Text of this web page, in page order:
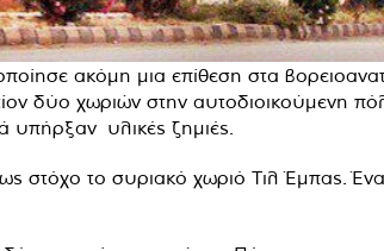
ακόμη μια επίθεση στα
δύο χωριών στην αυτοδιοικούμενη
υπήρξαν υλικές ζημιές.
στόχο το συριακό χωριό Τιλ Έμπας.